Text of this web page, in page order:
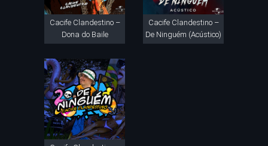
Cacife Clandestino –
Dona do Baile
Cacife Clandestino –
De Ninguém (Acústico)